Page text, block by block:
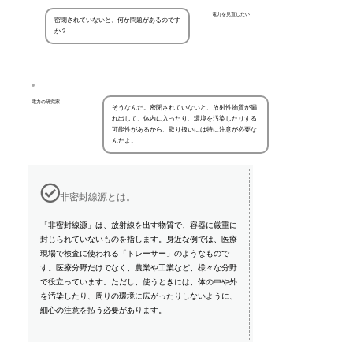
電力を見直したい
密閉されていないと、何か問題があるのです
か？
電力の研究家
そうなんだ。密閉されていないと、放射性物質が漏
れ出して、体内に入ったり、環境を汚染したりする
可能性があるから、取り扱いには特に注意が必要な
んだよ。
非密封線源とは。
「非密封線源」は、放射線を出す物質で、容器に厳重に
封じられていないものを指します。身近な例では、医療
現場で検査に使われる「トレーサー」のようなもので
す。医療分野だけでなく、農業や工業など、様々な分野
で役立っています。ただし、使うときには、体の中や外
を汚染したり、周りの環境に広がったりしないように、
細心の注意を払う必要があります。